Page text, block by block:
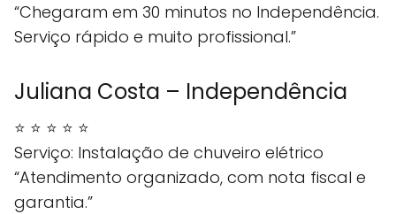
“Chegaram em 30 minutos no Independência.
Serviço rápido e muito profissional.”
Juliana Costa – Independência
⭐ ⭐ ⭐ ⭐ ⭐
Serviço: Instalação de chuveiro elétrico
“Atendimento organizado, com nota fiscal e
garantia.”